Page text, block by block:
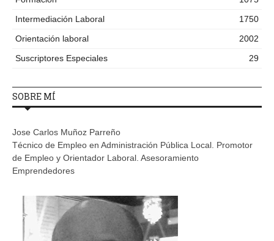
Intermediación Laboral
1750
Orientación laboral
2002
Suscriptores Especiales
29
SOBRE MÍ
Jose Carlos Muñoz Parreño
Técnico de Empleo en Administración Pública Local. Promotor
de Empleo y Orientador Laboral. Asesoramiento
Emprendedores